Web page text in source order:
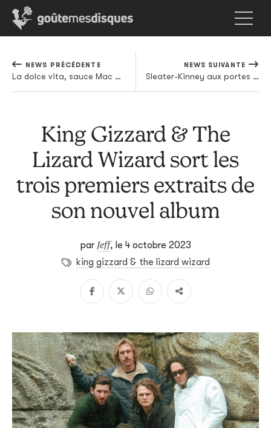
NEWS PRÉCÉDENTE
La dolce vita, sauce Mac DeMarco
NEWS SUIVANTE
Sleater-Kinney aux portes de l'enfer (et d'un nouvel album)
King Gizzard & The
Lizard Wizard sort les
trois premiers extraits de
son nouvel album
par Jeff, le 4 octobre 2023
king gizzard & the lizard wizard